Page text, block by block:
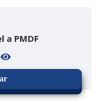
a PMDF